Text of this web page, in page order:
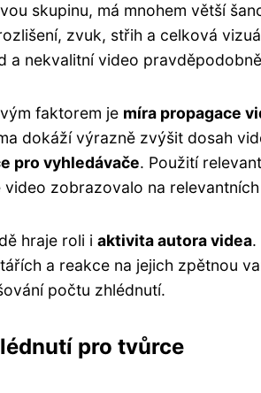
skupinu, má mnohem větší
zvuk, střih a celková
a nekvalitní video
faktorem je míra propagace
dokáží výrazně zvýšit dosah
pro vyhledávače. Použití
video zobrazovalo na
hraje roli i aktivita autora videa.
a reakce na jejich zpětnou
počtu zhlédnutí.
pro tvůrce